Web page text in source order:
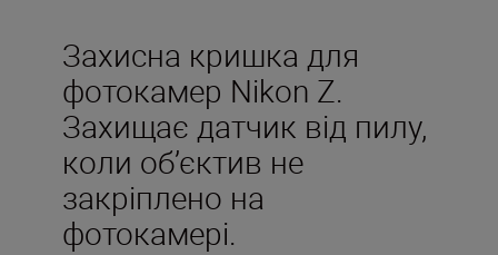
Захисна кришка для
фотокамер Nikon Z.
Захищає датчик від пилу,
коли об’єктив не
закріплено на
фотокамері.